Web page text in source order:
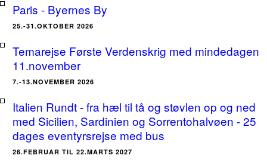
Paris - Byernes By
25.-31.OKTOBER 2026
Temarejse Første Verdenskrig med mindedagen
11.november
7.-13.NOVEMBER 2026
Italien Rundt - fra hæl til tå og støvlen op og ned
med Sicilien, Sardinien og Sorrentohalvøen - 25
dages eventyrsrejse med bus
26.FEBRUAR TIL 22.MARTS 2027